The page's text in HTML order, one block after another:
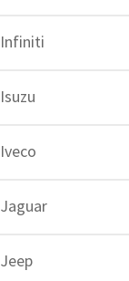
Infiniti
Isuzu
Iveco
Jaguar
Jeep